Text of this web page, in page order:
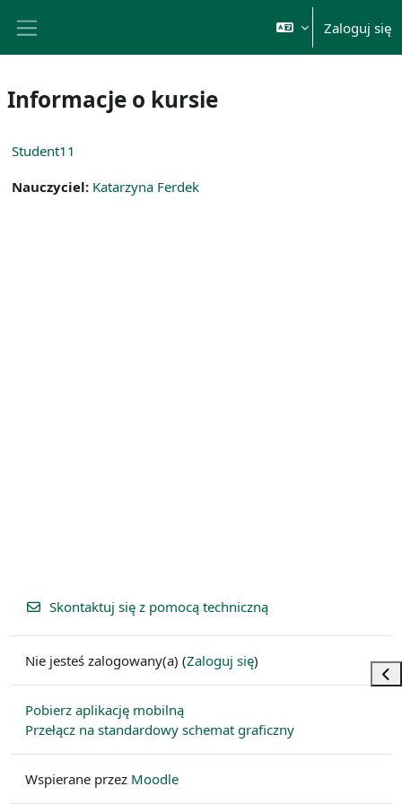
Zaloguj się
Informacje o kursie
Student11
Nauczyciel: Katarzyna Ferdek
Skontaktuj się z pomocą techniczną
Nie jesteś zalogowany(a) (Zaloguj się)
Pobierz aplikację mobilną
Przełącz na standardowy schemat graficzny
Wspierane przez Moodle